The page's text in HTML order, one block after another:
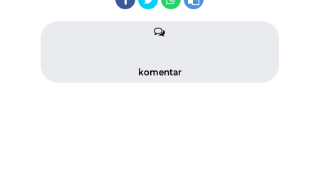
komentar